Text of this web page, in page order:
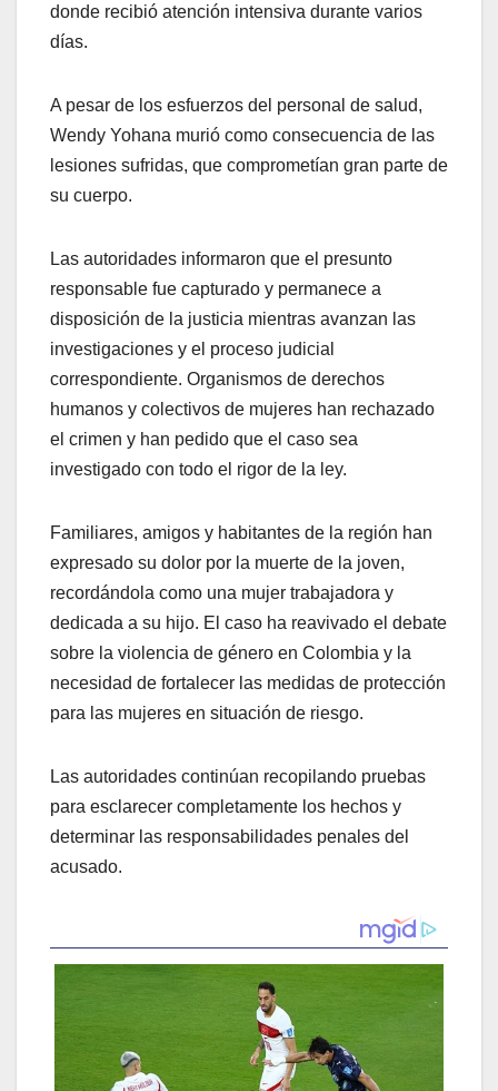
donde recibió atención intensiva durante varios
días.
A pesar de los esfuerzos del personal de salud,
Wendy Yohana murió como consecuencia de las
lesiones sufridas, que comprometían gran parte de
su cuerpo.
Las autoridades informaron que el presunto
responsable fue capturado y permanece a
disposición de la justicia mientras avanzan las
investigaciones y el proceso judicial
correspondiente. Organismos de derechos
humanos y colectivos de mujeres han rechazado
el crimen y han pedido que el caso sea
investigado con todo el rigor de la ley.
Familiares, amigos y habitantes de la región han
expresado su dolor por la muerte de la joven,
recordándola como una mujer trabajadora y
dedicada a su hijo. El caso ha reavivado el debate
sobre la violencia de género en Colombia y la
necesidad de fortalecer las medidas de protección
para las mujeres en situación de riesgo.
Las autoridades continúan recopilando pruebas
para esclarecer completamente los hechos y
determinar las responsabilidades penales del
acusado.